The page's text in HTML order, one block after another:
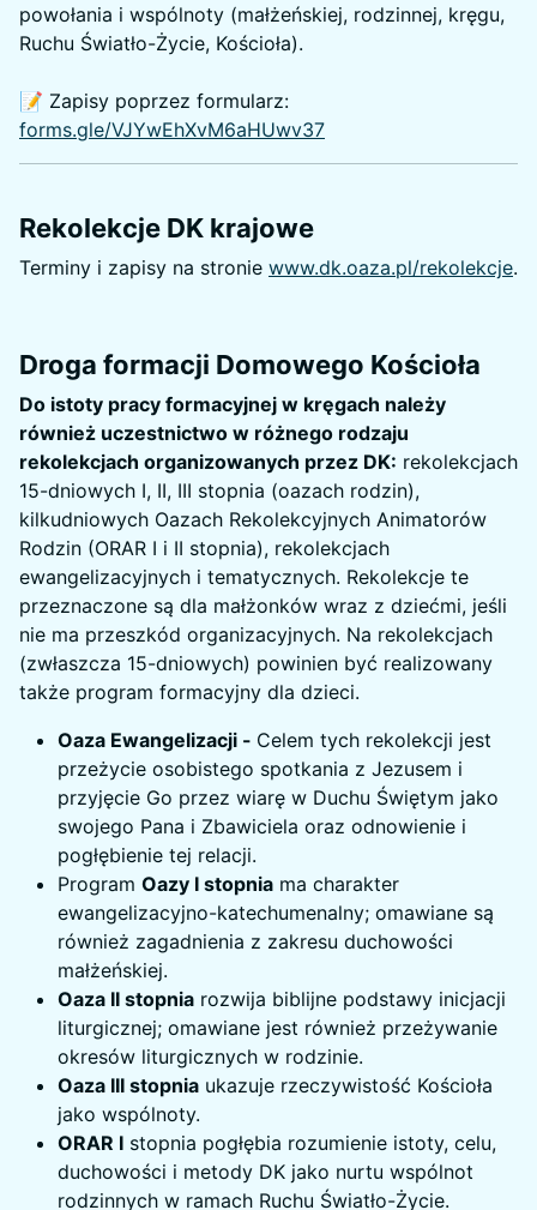
powołania i wspólnoty (małżeńskiej, rodzinnej, kręgu,
Ruchu Światło-Życie, Kościoła).
📝 Zapisy poprzez formularz:
forms.gle/VJYwEhXvM6aHUwv37
Rekolekcje DK krajowe
Terminy i zapisy na stronie www.dk.oaza.pl/rekolekcje.
Droga formacji Domowego Kościoła
Do istoty pracy formacyjnej w kręgach należy
również uczestnictwo w różnego rodzaju
rekolekcjach organizowanych przez DK: rekolekcjach
15-dniowych I, II, III stopnia (oazach rodzin),
kilkudniowych Oazach Rekolekcyjnych Animatorów
Rodzin (ORAR I i II stopnia), rekolekcjach
ewangelizacyjnych i tematycznych. Rekolekcje te
przeznaczone są dla małżonków wraz z dziećmi, jeśli
nie ma przeszkód organizacyjnych. Na rekolekcjach
(zwłaszcza 15-dniowych) powinien być realizowany
także program formacyjny dla dzieci.
Oaza Ewangelizacji - Celem tych rekolekcji jest
przeżycie osobistego spotkania z Jezusem i
przyjęcie Go przez wiarę w Duchu Świętym jako
swojego Pana i Zbawiciela oraz odnowienie i
pogłębienie tej relacji.
Program Oazy I stopnia ma charakter
ewangelizacyjno-katechumenalny; omawiane są
również zagadnienia z zakresu duchowości
małżeńskiej.
Oaza II stopnia rozwija biblijne podstawy inicjacji
liturgicznej; omawiane jest również przeżywanie
okresów liturgicznych w rodzinie.
Oaza III stopnia ukazuje rzeczywistość Kościoła
jako wspólnoty.
ORAR I stopnia pogłębia rozumienie istoty, celu,
duchowości i metody DK jako nurtu wspólnot
rodzinnych w ramach Ruchu Światło-Życie.